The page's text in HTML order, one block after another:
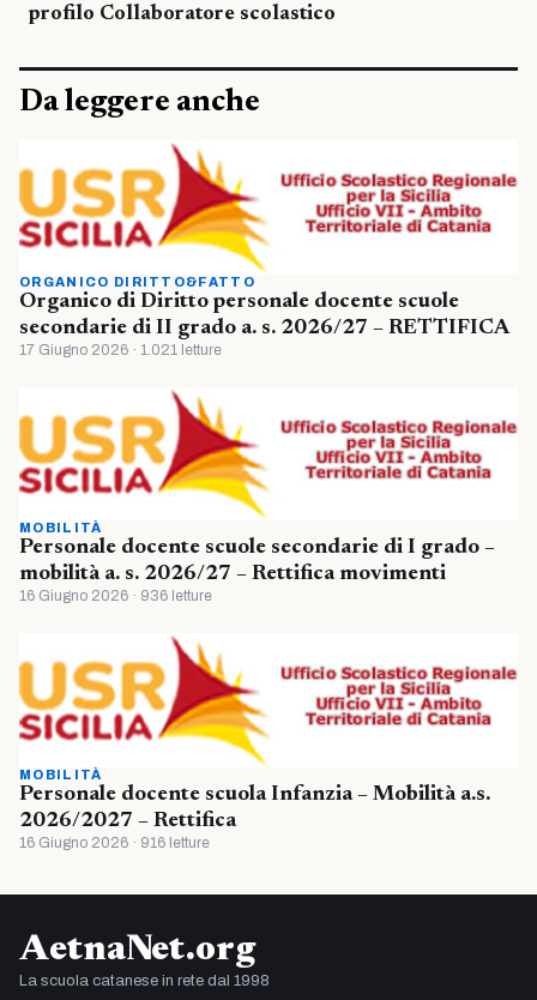
profilo Collaboratore scolastico
Da leggere anche
ORGANICO DIRITTO&FATTO
Organico di Diritto personale docente scuole
secondarie di II grado a. s. 2026/27 – RETTIFICA
17 Giugno 2026 · 1.021 letture
MOBILITÀ
Personale docente scuole secondarie di I grado –
mobilità a. s. 2026/27 – Rettifica movimenti
16 Giugno 2026 · 936 letture
MOBILITÀ
Personale docente scuola Infanzia – Mobilità a.s.
2026/2027 – Rettifica
16 Giugno 2026 · 916 letture
AetnaNet.org
La scuola catanese in rete dal 1998